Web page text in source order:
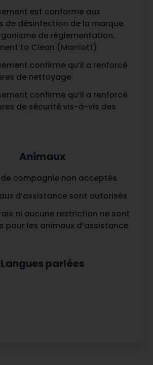
est conforme aux
de désinfection de la marque
de réglementation.
to Clean (Marriott)
confirme qu’il a renforcé
de nettoyage.
confirme qu’il a renforcé
de sécurité vis-à-vis des
Animaux
compagnie non acceptés
d’assistance sont autorisés
ni aucune restriction ne sont
pour les animaux d’assistance
Langues parlées